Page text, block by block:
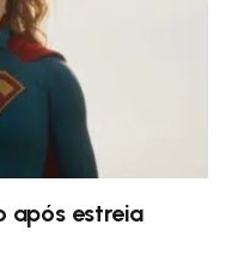
após estreia